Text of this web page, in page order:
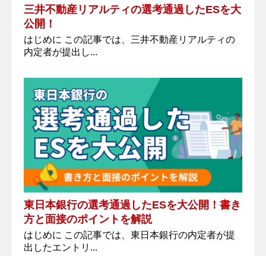
三井不動産リアルティの選考通過したESを大
公開！
はじめに この記事では、三井不動産リアルティの
内定者が提出し...
東日本銀行の選考通過したESを大公開！書き
方と面接のポイントを解説
はじめに この記事では、東日本銀行の内定者が提
出したエントリ...